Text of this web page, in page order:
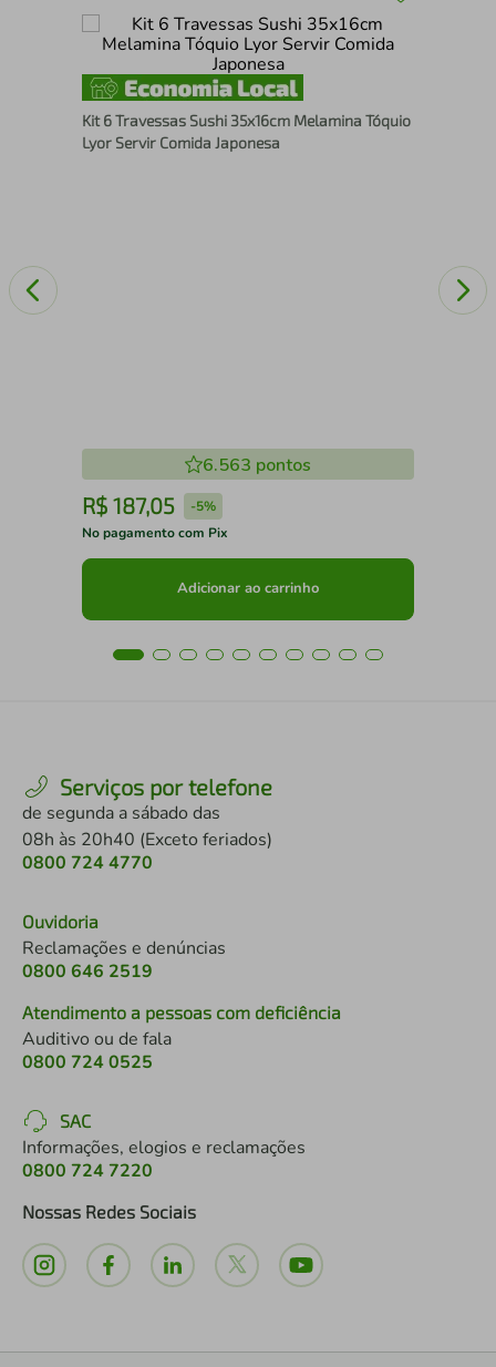
Kit 6 Travessas Sushi 35x16cm Melamina Tóquio
Lyor Servir Comida Japonesa
6.563 pontos
R$ 187,05 -5%
No pagamento com Pix
Adicionar ao carrinho
Serviços por telefone
de segunda a sábado das
08h às 20h40 (Exceto feriados)
0800 724 4770
Ouvidoria
Reclamações e denúncias
0800 646 2519
Atendimento a pessoas com deficiência
Auditivo ou de fala
0800 724 0525
SAC
Informações, elogios e reclamações
0800 724 7220
Nossas Redes Sociais